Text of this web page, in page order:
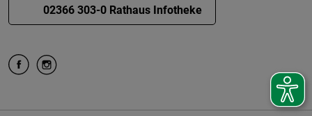
02366 303-0 Rathaus Infotheke